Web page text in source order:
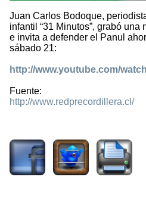
Juan Carlos Bodoque,
infantil “31 Minutos”, grabó
e invita a defender el Panul
sábado 21:
http://www.youtube.com/
Fuente:
http://www.redprecordillera.cl/